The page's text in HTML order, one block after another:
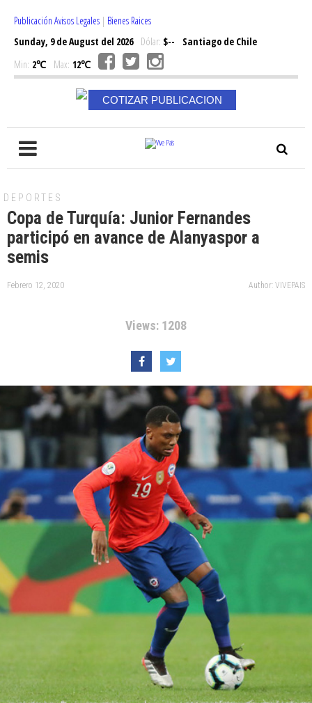
Publicación Avisos Legales | Bienes Raices
Sunday, 9 de August del 2026Dólar: $--
Santiago de Chile
Min: 2℃ Max: 12℃
COTIZAR PUBLICACION
DEPORTES
Copa de Turquía: Junior Fernandes
participó en avance de Alanyaspor a
semis
Febrero 12, 2020 Author: VIVEPAIS
Views: 1208